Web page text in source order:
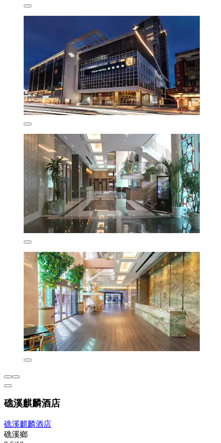
礁溪麒麟酒店
礁溪麒麟酒店
礁溪鄉